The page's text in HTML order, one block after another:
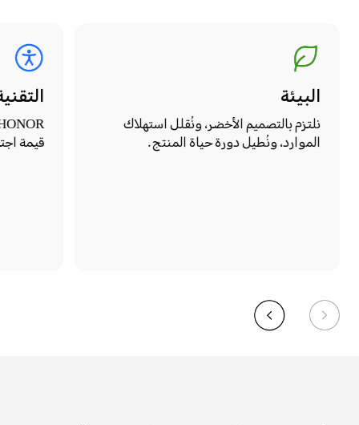
البيئة
نلتزم بالتصميم الأخضر، ونُقلل استهلاك
الموارد، ونُطيل دورة حياة المنتج. قيمة